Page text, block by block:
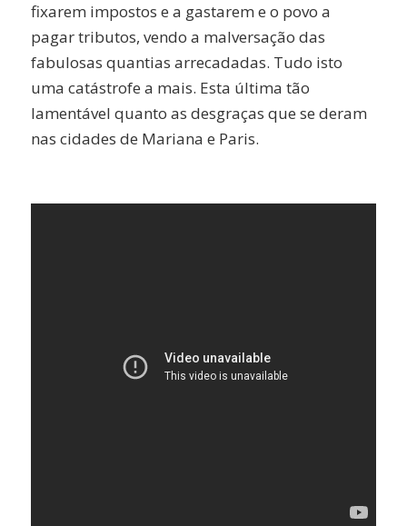
fixarem impostos e a gastarem e o povo a
pagar tributos, vendo a malversação das
fabulosas quantias arrecadadas. Tudo isto
uma catástrofe a mais. Esta última tão
lamentável quanto as desgraças que se deram
nas cidades de Mariana e Paris.